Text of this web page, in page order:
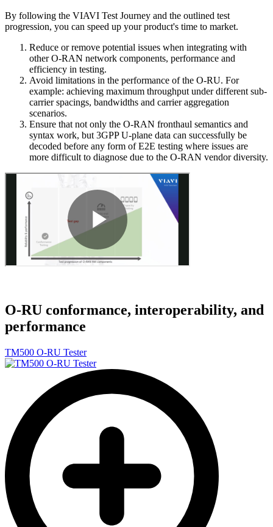
By following the VIAVI Test Journey and the outlined test
progression, you can speed up your product's time to market.
Reduce or remove potential issues when integrating with
other O-RAN network components, performance and
efficiency in testing.
Avoid limitations in the performance of the O-RU. For
example: achieving maximum throughput under different sub-
carrier spacings, bandwidths and carrier aggregation
scenarios.
Ensure that not only the O-RAN fronthaul semantics and
syntax work, but 3GPP U-plane data can successfully be
decoded before any form of E2E testing where issues are
more difficult to diagnose due to the O-RAN vendor diversity.
O-RU conformance, interoperability, and
performance
TM500 O-RU Tester